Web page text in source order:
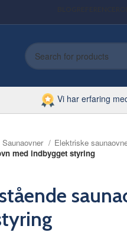
Vi har erfaring
Saunaovner
Elektriske
med indbygget styring